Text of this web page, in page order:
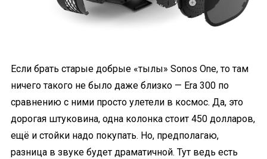
Если брать старые добрые «тылы» Sonos One, то там
ничего такого не было даже близко — Era 300 по
сравнению с ними просто улетели в космос. Да, это
дорогая штуковина, одна колонка стоит 450 долларов,
ещё и стойки надо покупать. Но, предполагаю,
разница в звуке будет драматичной. Тут ведь есть